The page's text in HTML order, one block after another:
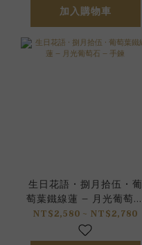
加入購物車
生日花語 • 捌月拾伍 • 葡
萄葉鐵線蓮 – 月光葡萄石
– 手鍊
NT$2,580 ~ NT$2,780